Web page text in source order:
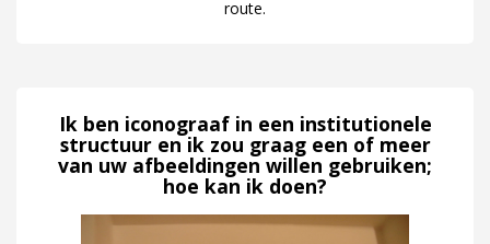
route.
Ik ben iconograaf in een institutionele
structuur en ik zou graag een of meer
van uw afbeeldingen willen gebruiken;
hoe kan ik doen?